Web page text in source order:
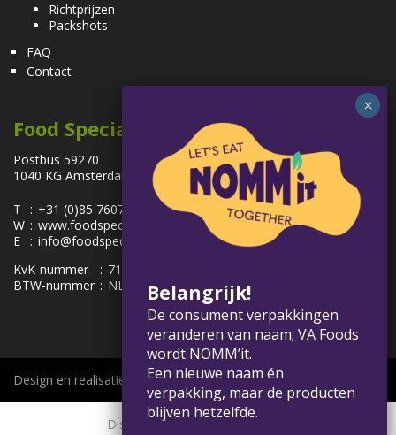
Richtprijzen
Packshots
FAQ
Contact
Food Specialties
Postbus 59270
1040 KG Amsterdam, Nederland
T
: +31 (0)85 7607100
W : www.foodspecialties.eu
E
: info@foodspecialties.eu
KvK-nummer
: 71091963
BTW-nummer : NL858575656.B01
Design en realisatie:
Disclaimer
Belangrijk!
De consument verpakkingen
veranderen van naam; VA Foods
wordt NOMM’it.
Een nieuwe naam én
verpakking, maar de producten
blijven hetzelfde.